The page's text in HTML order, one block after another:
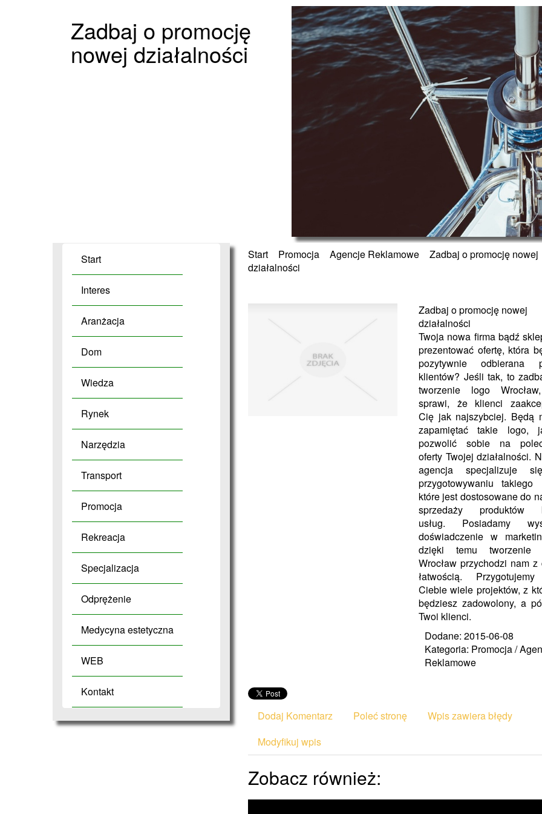
Zadbaj o promocję
nowej działalności
Start
Interes
Aranżacja
Dom
Wiedza
Rynek
Narzędzia
Transport
Promocja
Rekreacja
Specjalizacja
Odprężenie
Medycyna estetyczna
WEB
Kontakt
Start» Promocja» Agencje Reklamowe» Zadbaj o promocję nowej
działalności
Zadbaj o promocję nowej
działalności
Twoja nowa firma bądź
prezentować ofertę, która
pozytywnie odbierana
klientów? Jeśli tak, to
tworzenie logo
sprawi, że klienci
Cię jak najszybciej. Będą
zapamiętać takie logo,
pozwolić sobie na
oferty Twojej działalności.
agencja specjalizuje
przygotowywaniu takiego
które jest dostosowane do
sprzedaży produktów
usług. Posiadamy
doświadczenie w
dzięki temu tworzenie
Wrocław przychodzi nam z
łatwością.
Ciebie wiele projektów, z
będziesz zadowolony, a
Twoi klienci.
Dodane: 2015-06-08
Kategoria: Promocja /
Reklamowe
Dodaj Komentarz Poleć stronę
Wpis zawiera błędy
Modyfikuj wpis
Zobacz również: